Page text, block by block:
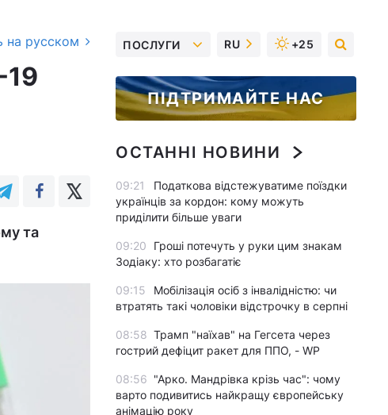
на русском
19
та
ПОСЛУГИ RU +25
ПІДТРИМАЙТЕ НАС
ОСТАННІ НОВИНИ
09:21
Податкова відстежуватиме поїздки
українців за кордон: кому можуть
приділити більше уваги
09:20
Гроші потечуть у руки цим знакам
Зодіаку: хто розбагатіє
09:15
Мобілізація осіб з інвалідністю: чи
втратять такі чоловіки відстрочку в серпні
08:58 Трамп "наїхав" на Гегсета через
гострий дефіцит ракет для ППО, - WP
08:56 "Арко. Мандрівка крізь час": чому
варто подивитись найкращу європейську
анімацію року